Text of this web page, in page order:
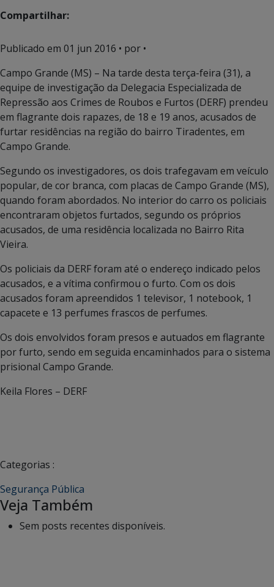
Compartilhar:
Publicado em 01 jun 2016 • por •
Campo Grande (MS) – Na tarde desta terça-feira (31), a
equipe de investigação da Delegacia Especializada de
Repressão aos Crimes de Roubos e Furtos (DERF) prendeu
em flagrante dois rapazes, de 18 e 19 anos, acusados de
furtar residências na região do bairro Tiradentes, em
Campo Grande.
Segundo os investigadores, os dois trafegavam em veículo
popular, de cor branca, com placas de Campo Grande (MS),
quando foram abordados. No interior do carro os policiais
encontraram objetos furtados, segundo os próprios
acusados, de uma residência localizada no Bairro Rita
Vieira.
Os policiais da DERF foram até o endereço indicado pelos
acusados, e a vítima confirmou o furto. Com os dois
acusados foram apreendidos 1 televisor, 1 notebook, 1
capacete e 13 perfumes frascos de perfumes.
Os dois envolvidos foram presos e autuados em flagrante
por furto, sendo em seguida encaminhados para o sistema
prisional Campo Grande.
Keila Flores – DERF
Categorias :
Segurança Pública
Veja Também
Sem posts recentes disponíveis.